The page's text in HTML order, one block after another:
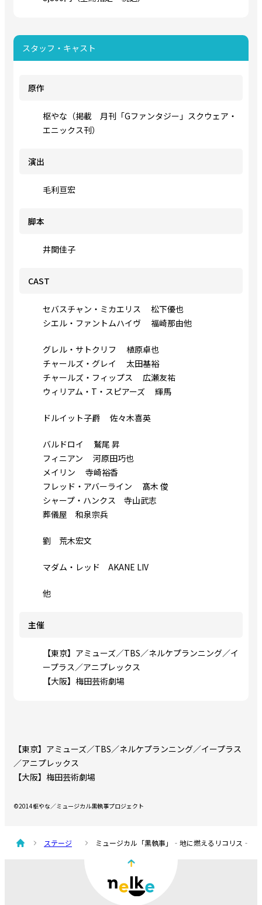
スタッフ・キャスト
原作
枢やな（掲載 月刊「Gファンタジー」スクウェア・
エニックス刊）
演出
毛利亘宏
脚本
井関佳子
CAST
セバスチャン・ミカエリス 松下優也
シエル・ファントムハイヴ 福崎那由他
グレル・サトクリフ 植原卓也
チャールズ・グレイ 太田基裕
チャールズ・フィップス 広瀬友祐
ウィリアム・T・スピアーズ 輝馬
ドルイット子爵 佐々木喜英
バルドロイ 鷲尾 昇
フィニアン 河原田巧也
メイリン 寺崎裕香
フレッド・アバーライン 髙木 俊
シャープ・ハンクス 寺山武志
葬儀屋 和泉宗兵
劉 荒木宏文
マダム・レッド AKANE LIV
他
主催
【東京】アミューズ／TBS／ネルケプランニング／イ
ープラス／アニプレックス
【大阪】梅田芸術劇場
【東京】アミューズ／TBS／ネルケプランニング／イープラス
／アニプレックス
【大阪】梅田芸術劇場
©2014枢やな／ミュージカル黒執事プロジェクト
ステージ ミュージカル「黒執事」‐地に燃えるリコリス‐